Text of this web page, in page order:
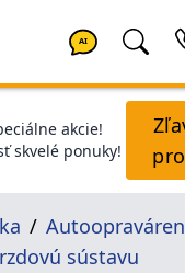
AI
akcie!
skvelé ponuky!
sústavu